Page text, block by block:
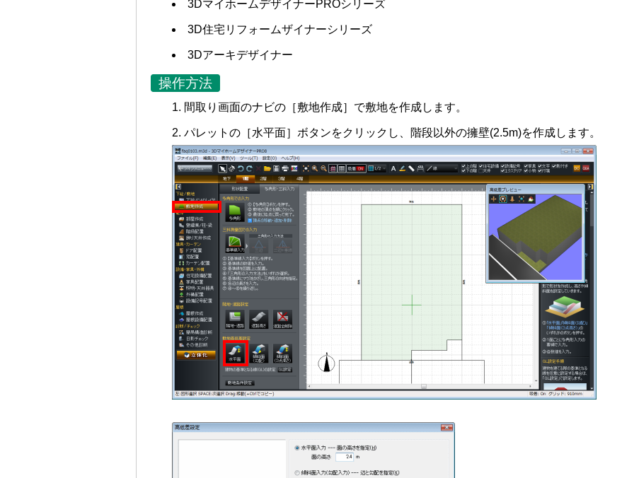
3DマイホームデザイナーPROシリーズ
3D住宅リフォームザイナーシリーズ
3Dアーキデザイナー
操作方法
間取り画面のナビの［敷地作成］で敷地を作成します。
パレットの［水平面］ボタンをクリックし、階段以外の擁壁(2.5m)を作成します。